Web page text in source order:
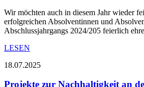
Wir möchten auch in diesem Jahr wieder
erfolgreichen Absolventinnen und
Abschlussjahrgangs 2024/205 feierlich
LESEN
18.07.2025
Projekte zur Nachhaltigkeit an